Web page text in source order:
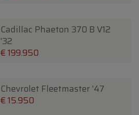
Cadillac Phaeton 370 B V12
'32
€ 199.950
Chevrolet Fleetmaster '47
€ 15.950